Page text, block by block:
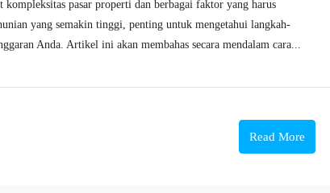
pasar properti dan berbagai faktor yang harus
yang semakin tinggi, penting untuk mengetahui langkah-
Anda. Artikel ini akan membahas secara mendalam cara...
Read More